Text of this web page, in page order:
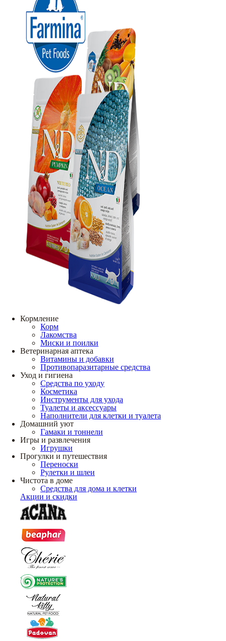
Кормление
Корм
Лакомства
Миски и поилки
Ветеринарная аптека
Витамины и добавки
Противопаразитарные средства
Уход и гигиена
Средства по уходу
Косметика
Инструменты для ухода
Туалеты и аксессуары
Наполнители для клетки и туалета
Домашний уют
Гамаки и тоннели
Игры и развлечения
Игрушки
Прогулки и путешествия
Переноски
Рулетки и шлеи
Чистота в доме
Средства для дома и клетки
Акции и скидки